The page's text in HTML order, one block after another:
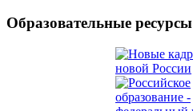
Образовательные ресурсы